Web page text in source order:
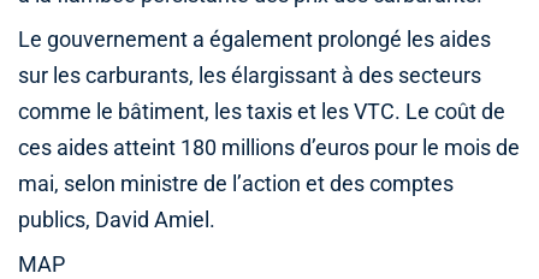
Le gouvernement a également prolongé les aides
sur les carburants, les élargissant à des secteurs
comme le bâtiment, les taxis et les VTC. Le coût de
ces aides atteint 180 millions d’euros pour le mois de
mai, selon ministre de l’action et des comptes
publics, David Amiel.
MAP